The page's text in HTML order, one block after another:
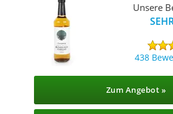
Unsere
438
Zum Angebot »